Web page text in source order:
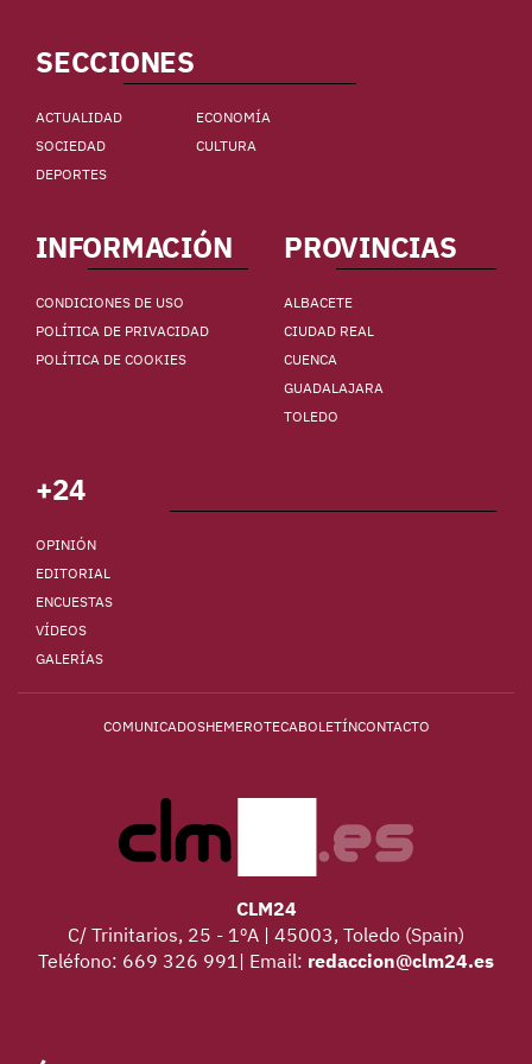
SECCIONES
ACTUALIDAD
ECONOMÍA
SOCIEDAD
CULTURA
DEPORTES
INFORMACIÓN
CONDICIONES DE USO
POLÍTICA DE PRIVACIDAD
POLÍTICA DE COOKIES
PROVINCIAS
ALBACETE
CIUDAD REAL
CUENCA
GUADALAJARA
TOLEDO
+24
OPINIÓN
EDITORIAL
ENCUESTAS
VÍDEOS
GALERÍAS
COMUNICADOSHEMEROTECABOLETÍNCONTACTO
CLM24
C/ Trinitarios, 25 - 1ºA | 45003, Toledo (Spain)
Teléfono: 669 326 991| Email: redaccion@clm24.es